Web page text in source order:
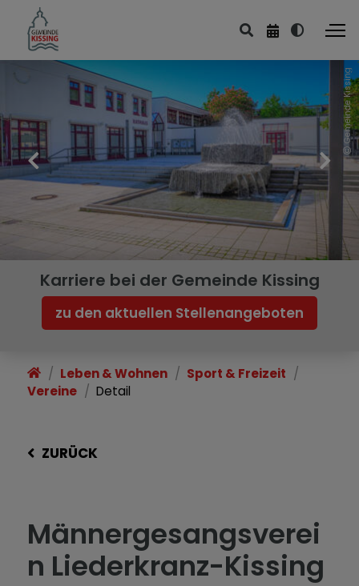
Gemeinde Kissing
Karriere bei der Gemeinde Kissing
zu den aktuellen Stellenangeboten
Leben & Wohnen
Sport & Freizeit
Vereine
Detail
ZURÜCK
Männergesangsverei
n Liederkranz-Kissing